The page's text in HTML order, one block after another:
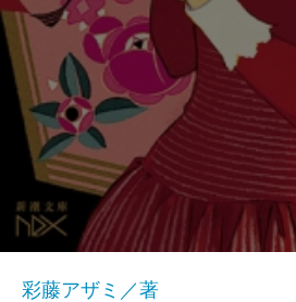
彩藤アザミ／著